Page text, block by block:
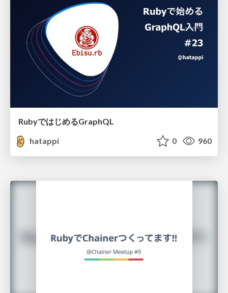
RubyではじめるGraphQL
hatappi
0 960